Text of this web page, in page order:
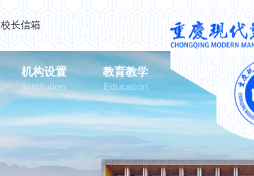
校长信箱
机构设置
Institution
教育教学
Education